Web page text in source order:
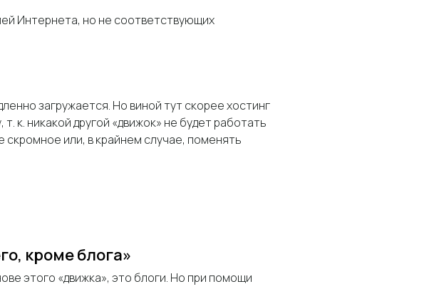
Интернета, но не соответствующих
загружается. Но виной тут скорее хостинг
к. никакой другой «движок» не будет работать
или, в крайнем случае, поменять
кроме блога»
этого «движка», это блоги. Но при помощи